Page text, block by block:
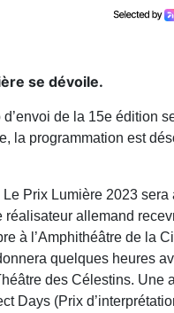
se dévoile.
de la 15e édition
la programmation est
Prix Lumière 2023 sera
réalisateur allemand
à l’Amphithéâtre de la
quelques heures
des Célestins. Une
Days (Prix